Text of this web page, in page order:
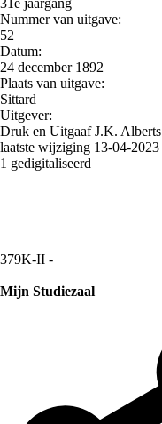
31e jaargang
Nummer van uitgave:
52
Datum:
24 december 1892
Plaats van uitgave:
Sittard
Uitgever:
Druk en Uitgaaf J.K. Alberts
laatste wijziging 13-04-2023
1 gedigitaliseerd
379K-II -
Mijn Studiezaal